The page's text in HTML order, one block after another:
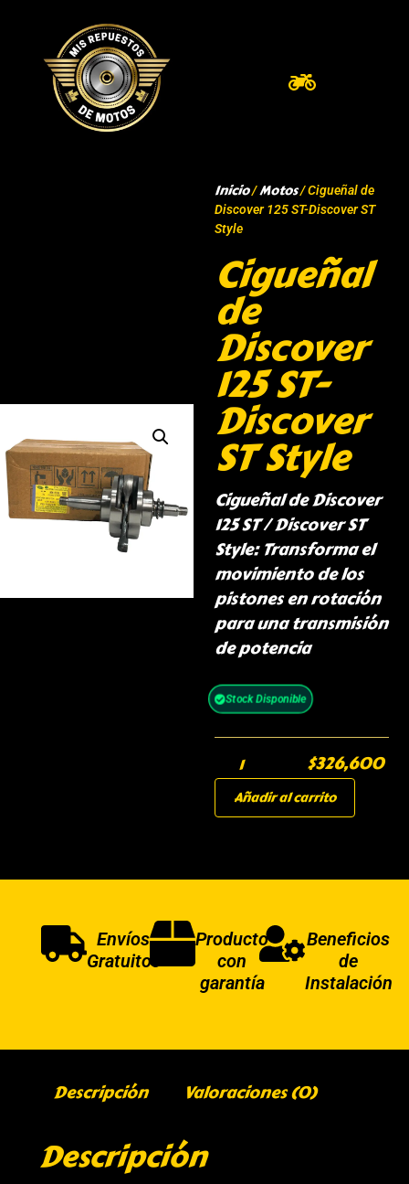
Inicio/Motos/ Cigueñal de
Discover 125 ST-Discover ST
Style
Cigueñal
de
Discover
125 ST-
Discover
ST Style
Cigueñal de Discover
125 ST / Discover ST
Style: Transforma el
movimiento de los
pistones en rotación
para una transmisión
de potencia
Stock Disponible
$326,600
Añadir al carrito
Envíos
Gratuitos
Producto
con
garantía
Beneficios
de
Instalación
Descripción Valoraciones (0)
Descripción